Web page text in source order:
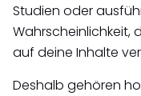
Studien oder
Wahrscheinlichkeit,
auf deine Inhalte
Deshalb gehören